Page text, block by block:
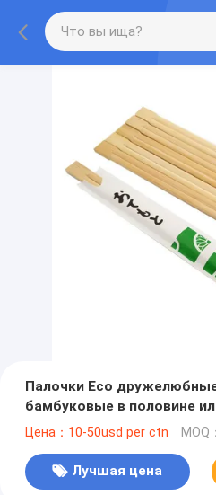
Палочки Eco
бамбуковые в половине
Warpper
Цена：10-50usd per ctn MOQ
Лучшая цена